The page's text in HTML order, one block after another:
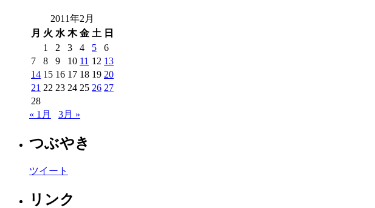
2011年2月
月 火 水 木 金 土 日
1
2 3 4 5
6
7
8 9 10 11 12 13
14 15 16 17 18 19 20
21 22 23 24 25 26 27
28
« 1月
3月 »
つぶやき
ツイート
リンク